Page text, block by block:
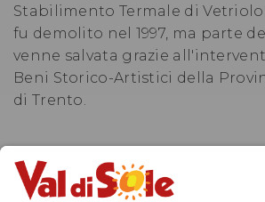
Stabilimento Termale di
fu demolito nel 1997, ma parte
venne salvata grazie
Beni Storico-Artistici della
di Trento.
SCARICA LA LOCANDINA DELLA
«ANTICHE FONTI»(pdf)